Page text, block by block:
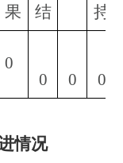
果
结
持
0
0
0 0
情况